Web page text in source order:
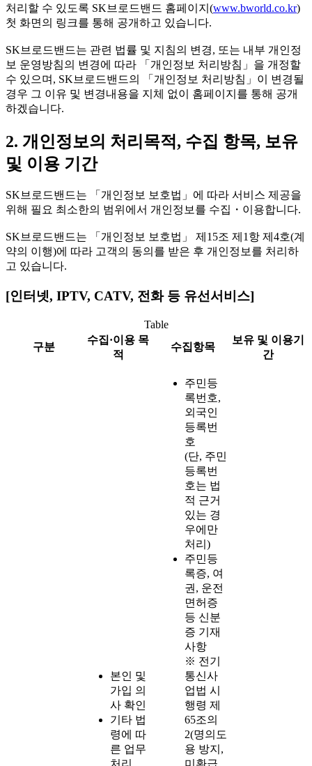
처리할 수 있도록 SK브로드밴드 홈페이지(www.bworld.co.kr)
첫 화면의 링크를 통해 공개하고 있습니다.
SK브로드밴드는 관련 법률 및 지침의 변경, 또는 내부 개인정
보 운영방침의 변경에 따라 「개인정보 처리방침」을 개정할
수 있으며, SK브로드밴드의 「개인정보 처리방침」이 변경될
경우 그 이유 및 변경내용을 지체 없이 홈페이지를 통해 공개
하겠습니다.
2. 개인정보의 처리목적, 수집 항목, 보유
및 이용 기간
SK브로드밴드는 「개인정보 보호법」에 따라 서비스 제공을
위해 필요 최소한의 범위에서 개인정보를 수집・이용합니다.
SK브로드밴드는 「개인정보 보호법」 제15조 제1항 제4호(계
약의 이행)에 따라 고객의 동의를 받은 후 개인정보를 처리하
고 있습니다.
[인터넷, IPTV, CATV, 전화 등 유선서비스]
Table
구분
수집·이용 목
적
수집항목
보유 및 이용기
간
본인 및
가입 의
사 확인
기타 법
령에 따
른 업무
처리
주민등
록번호,
외국인
등록번
호
(단, 주민
등록번
호는 법
적 근거
있는 경
우에만
처리)
주민등
록증, 여
권, 운전
면허증
등 신분
증 기재
사항
※ 전기
통신사
업법 시
행령 제
65조의
2(명의도
용 방지,
미환급